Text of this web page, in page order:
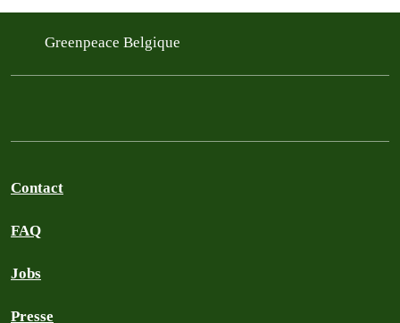
Greenpeace Belgique
Contact
FAQ
Jobs
Presse